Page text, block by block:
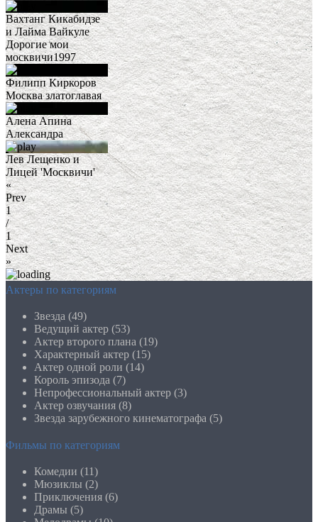
Вахтанг Кикабидзе
и Лайма Вайкуле
Дорогие мои
москвичи1997
Филипп Киркоров
Москва златоглавая
Алена Апина
Александра
Лев Лещенко и
Лицей 'Москвичи'
«
Prev
1
/
1
Next
»
Актеры по категориям
Звезда (49)
Ведущий актер (53)
Актер второго плана (19)
Характерный актер (15)
Актер одной роли (14)
Король эпизода (7)
Непрофессиональный актер (3)
Актер озвучания (8)
Звезда зарубежного кинематографа (5)
Фильмы по категориям
Комедии (11)
Мюзиклы (2)
Приключения (6)
Драмы (5)